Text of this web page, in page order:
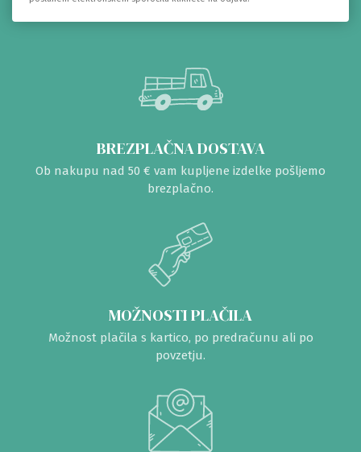
BREZPLAČNA DOSTAVA
Ob nakupu nad 50 € vam kupljene izdelke pošljemo
brezplačno.
MOŽNOSTI PLAČILA
Možnost plačila s kartico, po predračunu ali po
povzetju.